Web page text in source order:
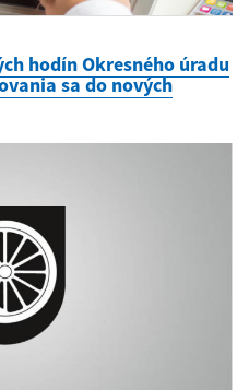
hodín Okresného úradu
sa do nových